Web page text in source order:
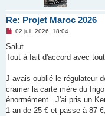
Re: Projet Maroc 2026
M
s
a
n
o
l
u
02 juil. 2026, 18:04
Salut
Tout à fait d'accord avec
J avais oublié le régulateur
cramer la carte mère du
énormément . J'ai pris un
1 an de 25 € et passe à 87